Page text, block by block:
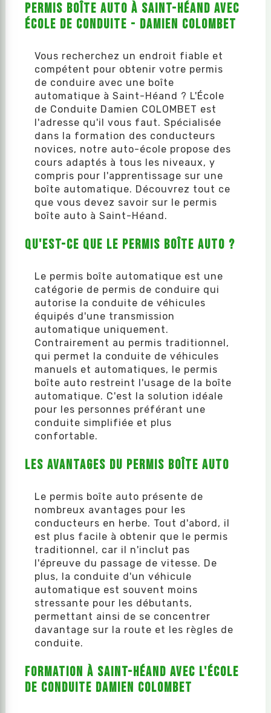
Permis Boîte Auto à Saint-Héand avec
École de Conduite - Damien COLOMBET
Vous recherchez un endroit fiable et
compétent pour obtenir votre permis
de conduire avec une boîte
automatique à Saint-Héand ? L'École
de Conduite Damien COLOMBET est
l'adresse qu'il vous faut. Spécialisée
dans la formation des conducteurs
novices, notre auto-école propose des
cours adaptés à tous les niveaux, y
compris pour l'apprentissage sur une
boîte automatique. Découvrez tout ce
que vous devez savoir sur le permis
boîte auto à Saint-Héand.
Qu'est-ce que le Permis Boîte Auto ?
Le permis boîte automatique est une
catégorie de permis de conduire qui
autorise la conduite de véhicules
équipés d'une transmission
automatique uniquement.
Contrairement au permis traditionnel,
qui permet la conduite de véhicules
manuels et automatiques, le permis
boîte auto restreint l'usage de la boîte
automatique. C'est la solution idéale
pour les personnes préférant une
conduite simplifiée et plus
confortable.
Les Avantages du Permis Boîte Auto
Le permis boîte auto présente de
nombreux avantages pour les
conducteurs en herbe. Tout d'abord, il
est plus facile à obtenir que le permis
traditionnel, car il n'inclut pas
l'épreuve du passage de vitesse. De
plus, la conduite d'un véhicule
automatique est souvent moins
stressante pour les débutants,
permettant ainsi de se concentrer
davantage sur la route et les règles de
conduite.
Formation à Saint-Héand avec l'École
de Conduite Damien COLOMBET